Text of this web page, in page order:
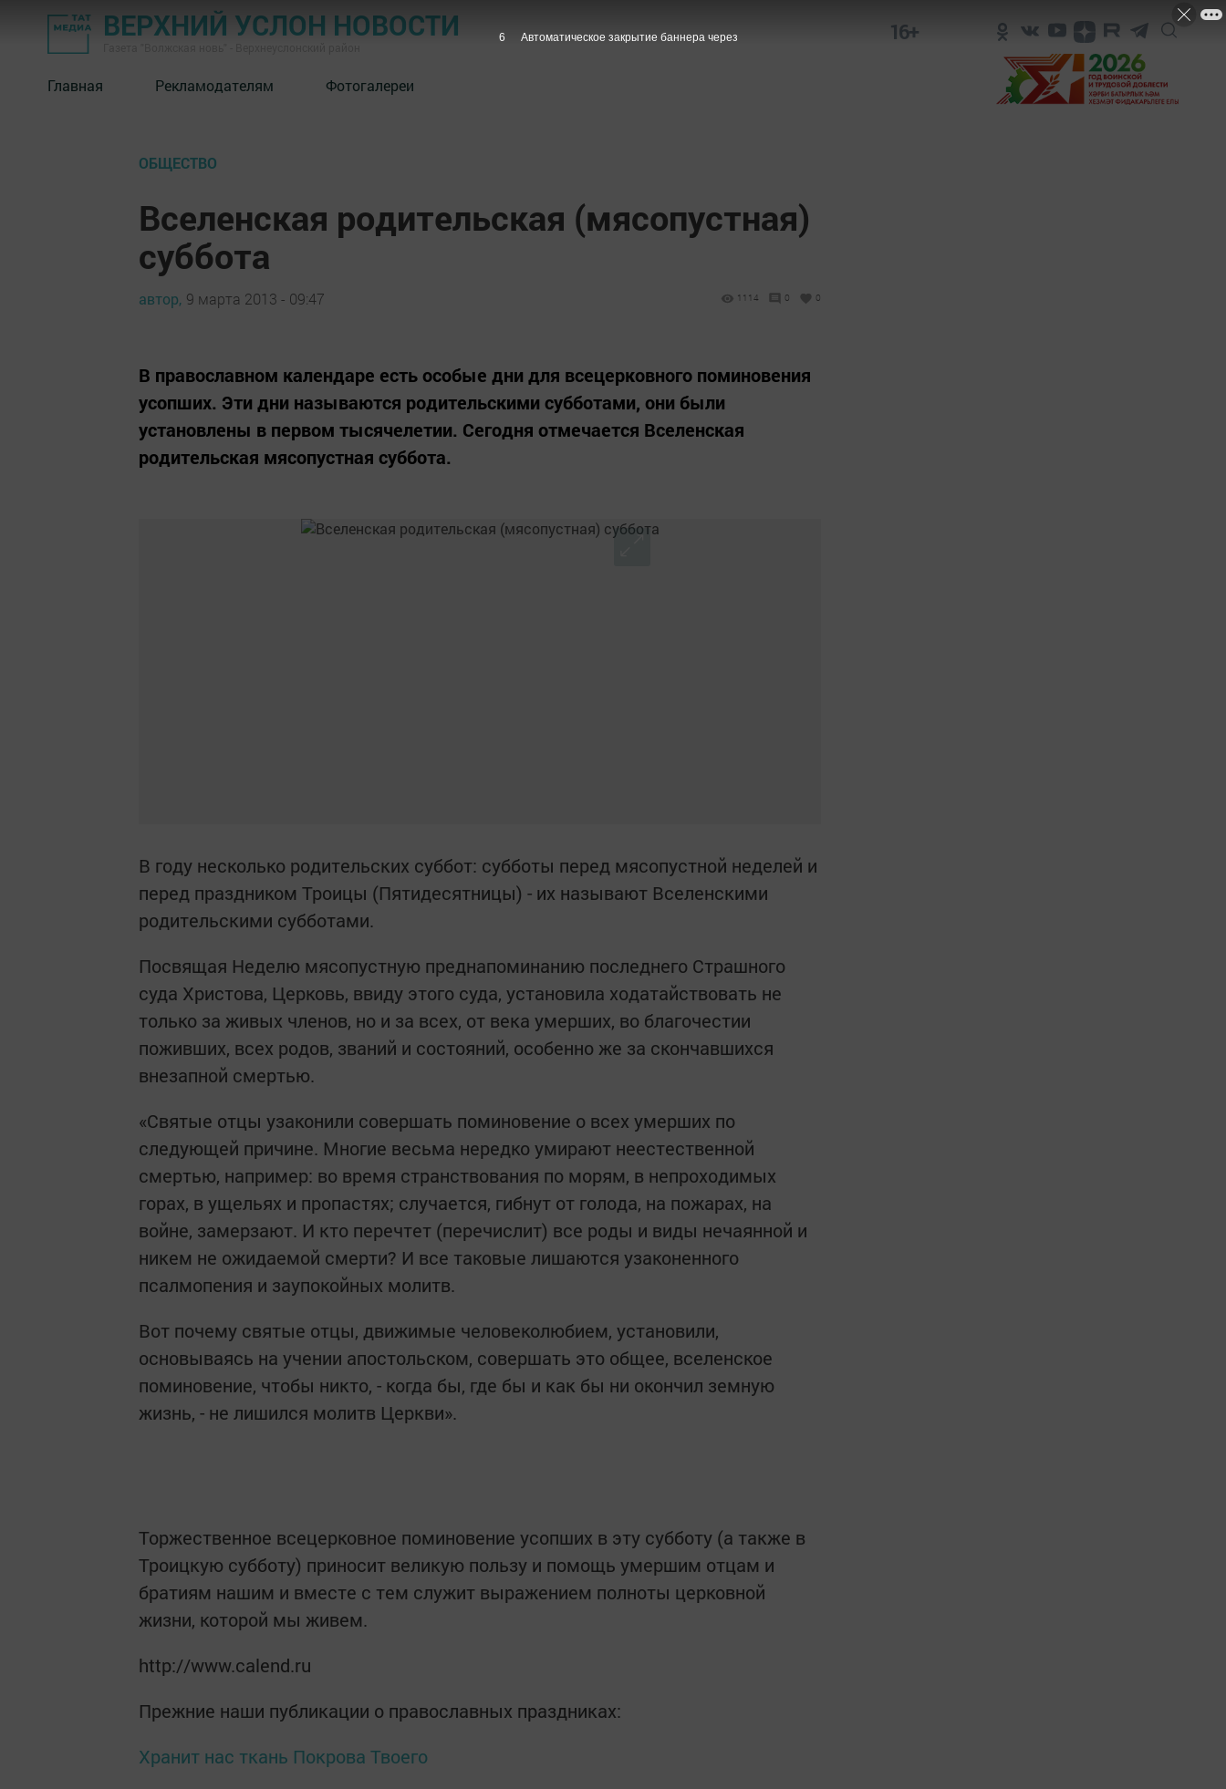
ВЕРХНИЙ УСЛОН НОВОСТИ 16+
Главная Рекламодателям Фотогалереи
ОБЩЕСТВО
Вселенская родительская (мясопустная)
суббота
автор, 9 марта 2013 - 09:47 1114 0 0
В православном календаре есть особые дни для всецерковного поминовения
усопших. Эти дни называются родительскими субботами, они были
установлены в первом тысячелетии. Сегодня отмечается Вселенская
родительская мясопустная суббота.
В году несколько родительских суббот: субботы перед мясопустной неделей и
перед праздником Троицы (Пятидесятницы) - их называют Вселенскими
родительскими субботами.
Посвящая Неделю мясопустную преднапоминанию последнего Страшного
суда Христова, Церковь, ввиду этого суда, установила ходатайствовать не
только за живых членов, но и за всех, от века умерших, во благочестии
поживших, всех родов, званий и состояний, особенно же за скончавшихся
внезапной смертью.
«Святые отцы узаконили совершать поминовение о всех умерших по
следующей причине. Многие весьма нередко умирают неестественной
смертью, например: во время странствования по морям, в непроходимых
горах, в ущельях и пропастях; случается, гибнут от голода, на пожарах, на
войне, замерзают. И кто перечтет (перечислит) все роды и виды нечаянной и
никем не ожидаемой смерти? И все таковые лишаются узаконенного
псалмопения и заупокойных молитв.
Вот почему святые отцы, движимые человеколюбием, установили,
основываясь на учении апостольском, совершать это общее, вселенское
поминовение, чтобы никто, - когда бы, где бы и как бы ни окончил земную
жизнь, - не лишился молитв Церкви».
Торжественное всецерковное поминовение усопших в эту субботу (а также в
Троицкую субботу) приносит великую пользу и помощь умершим отцам и
братиям нашим и вместе с тем служит выражением полноты церковной
жизни, которой мы живем.
http://www.calend.ru
Прежние наши публикации о православных праздниках:
Хранит нас ткань Покрова Твоего
5 Автоматическое закрытие баннера через